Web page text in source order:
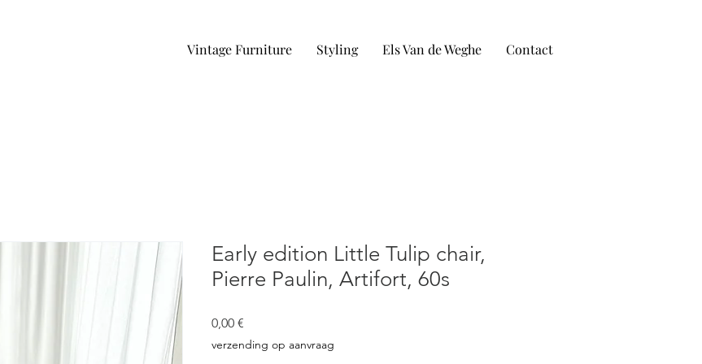
Vintage Furniture Styling Els Van de Weghe Contact
Early edition Little Tulip chair,
Pierre Paulin, Artifort, 60s
0,00 €
verzending op aanvraag